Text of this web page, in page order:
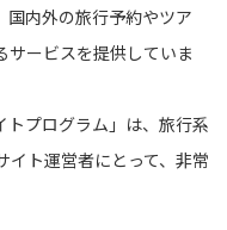
内外の旅行予約やツア
サービスを提供していま
プログラム」は、旅行系
イト運営者にとって、非常